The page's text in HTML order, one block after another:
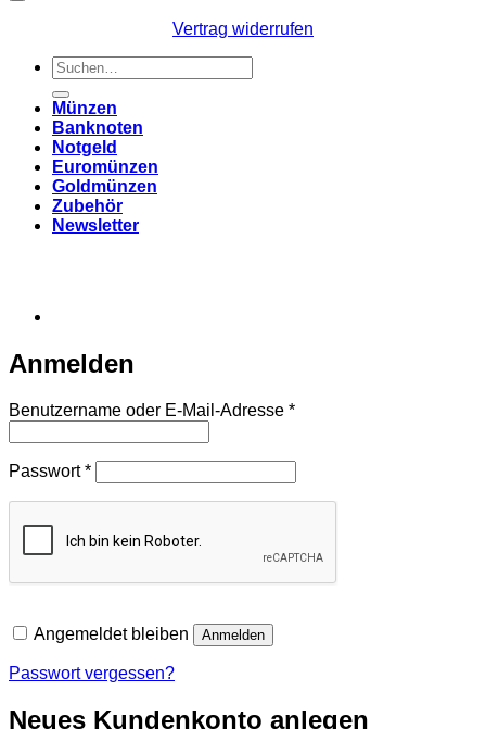
Vertrag widerrufen
Suchen
nach:
Münzen
Banknoten
Notgeld
Euromünzen
Goldmünzen
Zubehör
Newsletter
Anmelden
Benutzername oder E-Mail-Adresse *Erforderlich
Passwort*Erforderlich
Angemeldet bleiben Anmelden
Passwort vergessen?
Neues Kundenkonto anlegen